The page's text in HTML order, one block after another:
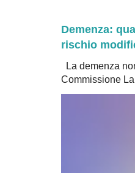
Demenza:
rischio
La demenza
Commissione